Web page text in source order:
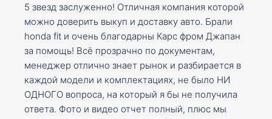
5 звезд заслуженно! Отличная компания которой
можно доверить выкуп и доставку авто. Брали
honda fit и очень благодарны Карс фром Джапан
за помощь! Всё прозрачно по документам,
менеджер отлично знает рынок и разбирается в
каждой модели и комплектациях, не было НИ
ОДНОГО вопроса, на который я бы не получила
ответа. Фото и видео отчет полный, плюс мы